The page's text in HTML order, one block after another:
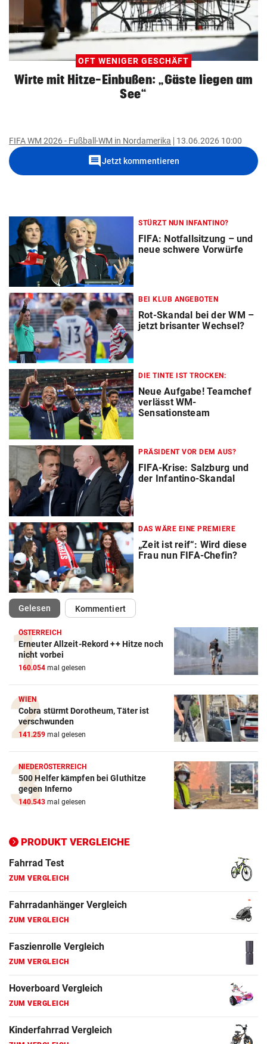
OFT WENIGER GESCHÄFT
Wirte mit Hitze-Einbußen: „Gäste liegen am
See“
FIFA WM 2026 - Fußball-WM in Nordamerika 13.06.2026 10:00
commentJetzt kommentieren
STÜRZT NUN INFANTINO?
FIFA: Notfallsitzung – und
neue schwere Vorwürfe
BEI KLUB ANGEBOTEN
Rot-Skandal bei der WM –
jetzt brisanter Wechsel?
DIE TINTE IST TROCKEN:
Neue Aufgabe! Teamchef
verlässt WM-
Sensationsteam
PRÄSIDENT VOR DEM AUS?
FIFA-Krise: Salzburg und
der Infantino-Skandal
DAS WÄRE EINE PREMIERE
„Zeit ist reif“: Wird diese
Frau nun FIFA-Chefin?
Gelesen(ausgewählt)Kommentiert
ÖSTERREICH
Erneuter Allzeit-Rekord ++ Hitze noch
nicht vorbei
160.054 mal gelesen
WIEN
Cobra stürmt Dorotheum, Täter ist
verschwunden
141.259 mal gelesen
NIEDERÖSTERREICH
500 Helfer kämpfen bei Gluthitze
gegen Inferno
140.543 mal gelesen
PRODUKT VERGLEICHE
Action-Cam Vergleich
ZUM VERGLEICH
Crosstrainer Vergleich
ZUM VERGLEICH
E-Bike Vergleich
ZUM VERGLEICH
Elektro-Scooter Vergleich
ZUM VERGLEICH
ZUM VERGLEICH
Fahrrad Test
ZUM VERGLEICH
Fahrradanhänger Vergleich
ZUM VERGLEICH
Faszienrolle Vergleich
ZUM VERGLEICH
Hoverboard Vergleich
ZUM VERGLEICH
Kinderfahrrad Vergleich